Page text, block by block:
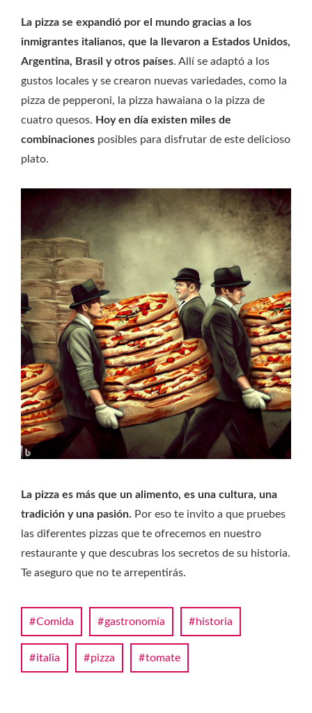
La pizza se expandió por el mundo gracias a los
inmigrantes italianos, que la llevaron a Estados Unidos,
Argentina, Brasil y otros países. Allí se adaptó a los
gustos locales y se crearon nuevas variedades, como la
pizza de pepperoni, la pizza hawaiana o la pizza de
cuatro quesos. Hoy en día existen miles de
combinaciones posibles para disfrutar de este delicioso
plato.
La pizza es más que un alimento, es una cultura, una
tradición y una pasión. Por eso te invito a que pruebes
las diferentes pizzas que te ofrecemos en nuestro
restaurante y que descubras los secretos de su historia.
Te aseguro que no te arrepentirás.
Comida gastronomía historia
italia pizza tomate